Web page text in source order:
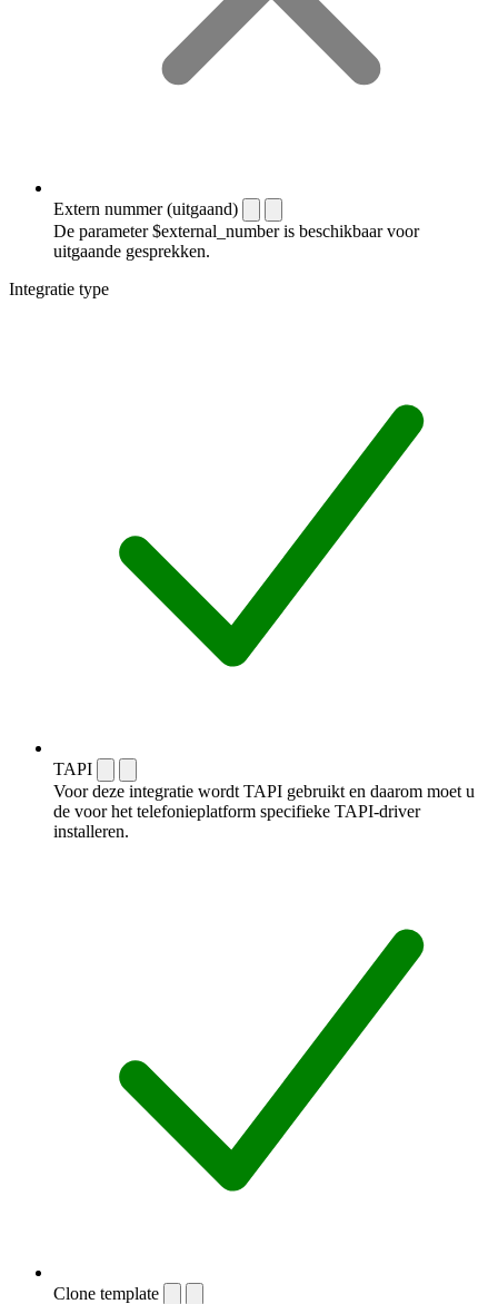
Extern nummer (uitgaand)
De parameter $external_number is beschikbaar voor
uitgaande gesprekken.
Integratie type
TAPI
Voor deze integratie wordt TAPI gebruikt en daarom moet u
de voor het telefonieplatform specifieke TAPI-driver
installeren.
Clone template